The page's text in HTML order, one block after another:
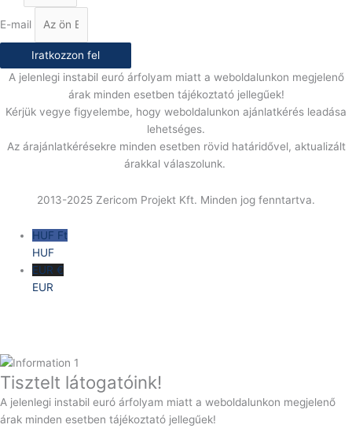
E-mail
Iratkozzon fel
A jelenlegi instabil euró árfolyam miatt a weboldalunkon megjelenő
árak minden esetben tájékoztató jellegűek!
Kérjük vegye figyelembe, hogy weboldalunkon ajánlatkérés leadása
lehetséges.
Az árajánlatkérésekre minden esetben rövid határidővel, aktualizált
árakkal válaszolunk.
2013-2025 Zericom Projekt Kft. Minden jog fenntartva.
HUF Ft
HUF
EUR €
EUR
Tisztelt látogatóink!
A jelenlegi instabil euró árfolyam miatt a weboldalunkon megjelenő
árak minden esetben tájékoztató jellegűek!